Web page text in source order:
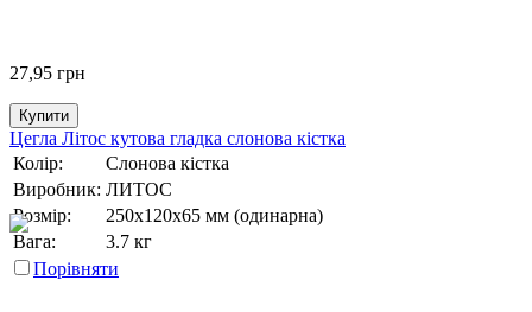
27,95 грн
Купити
Цегла Літос кутова гладка слонова кістка
Колір:
Слонова кістка
Виробник: ЛИТОС
Розмір:
250х120х65 мм (одинарна)
Вага:
3.7 кг
Порівняти